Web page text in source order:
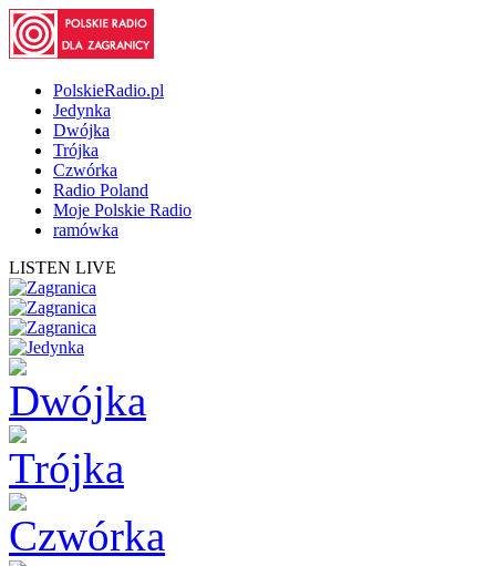
PolskieRadio.pl
Jedynka
Dwójka
Trójka
Czwórka
Radio Poland
Moje Polskie Radio
ramówka
LISTEN LIVE